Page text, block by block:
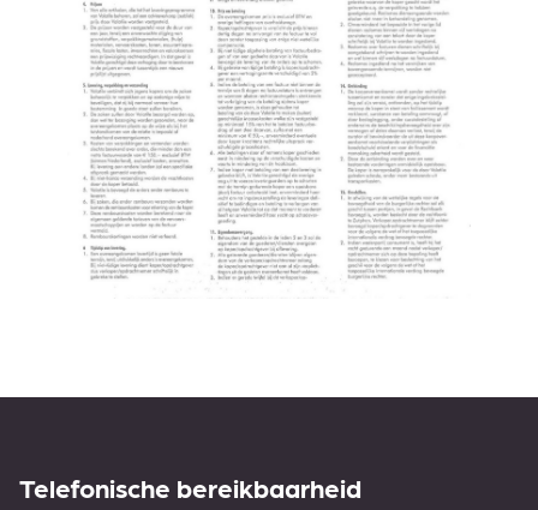
Telefonische bereikbaarheid